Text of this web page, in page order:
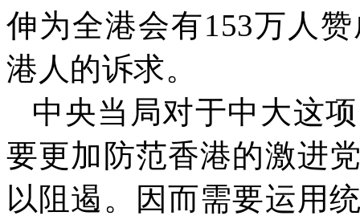
伸为全港会有153万人
港人的诉求。
中央当局对于中大这
要更加防范香港的激进
以阻遏。因而需要运用